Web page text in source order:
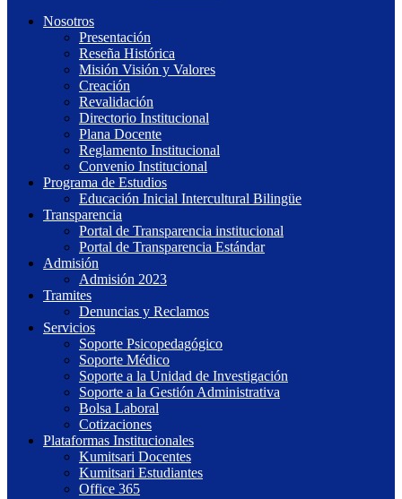
Nosotros
Presentación
Reseña Histórica
Misión Visión y Valores
Creación
Revalidación
Directorio Institucional
Plana Docente
Reglamento Institucional
Convenio Institucional
Programa de Estudios
Educación Inicial Intercultural Bilingüe
Transparencia
Portal de Transparencia institucional
Portal de Transparencia Estándar
Admisión
Admisión 2023
Tramites
Denuncias y Reclamos
Servicios
Soporte Psicopedagógico
Soporte Médico
Soporte a la Unidad de Investigación
Soporte a la Gestión Administrativa
Bolsa Laboral
Cotizaciones
Plataformas Institucionales
Kumitsari Docentes
Kumitsari Estudiantes
Office 365